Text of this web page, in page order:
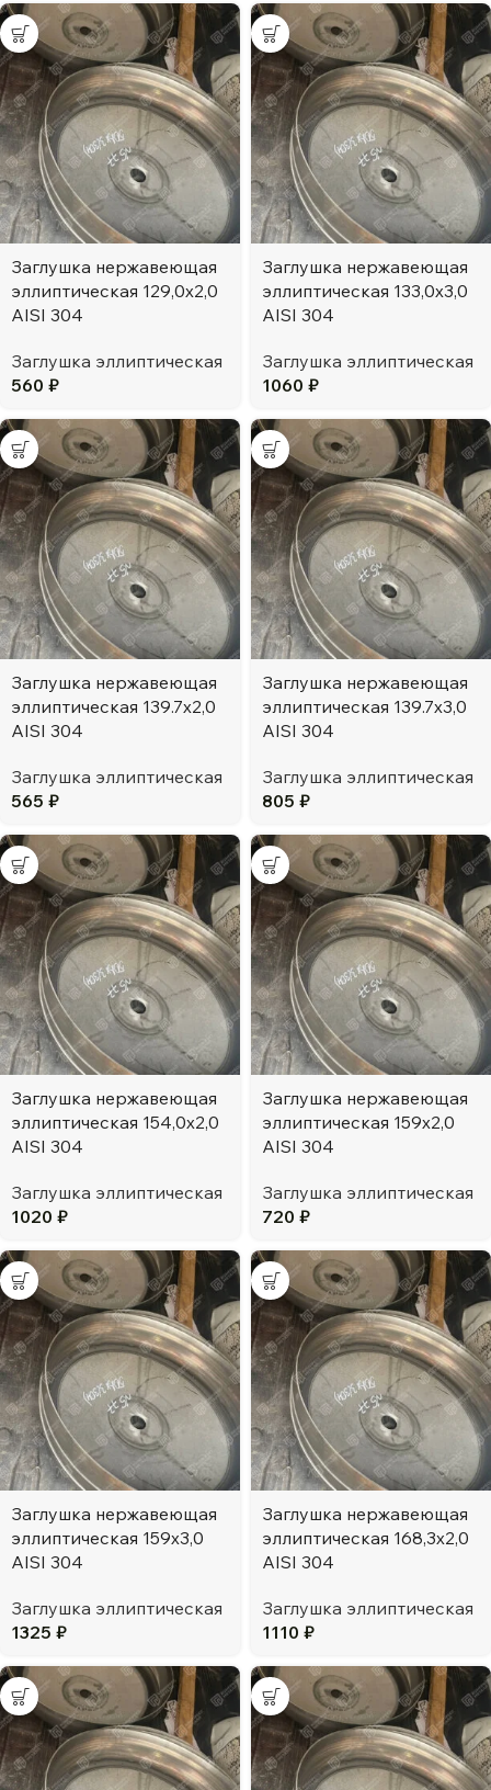
Заглушка нержавеющая
эллиптическая 129,0х2,0
AISI 304
Заглушка эллиптическая
560 ₽
Заглушка нержавеющая
эллиптическая 133,0х3,0
AISI 304
Заглушка эллиптическая
1060 ₽
Заглушка нержавеющая
эллиптическая 139.7х2,0
AISI 304
Заглушка эллиптическая
565 ₽
Заглушка нержавеющая
эллиптическая 139.7х3,0
AISI 304
Заглушка эллиптическая
805 ₽
Заглушка нержавеющая
эллиптическая 154,0х2,0
AISI 304
Заглушка эллиптическая
1020 ₽
Заглушка нержавеющая
эллиптическая 159х2,0
AISI 304
Заглушка эллиптическая
720 ₽
Заглушка нержавеющая
эллиптическая 159х3,0
AISI 304
Заглушка эллиптическая
1325 ₽
Заглушка нержавеющая
эллиптическая 168,3х2,0
AISI 304
Заглушка эллиптическая
1110 ₽